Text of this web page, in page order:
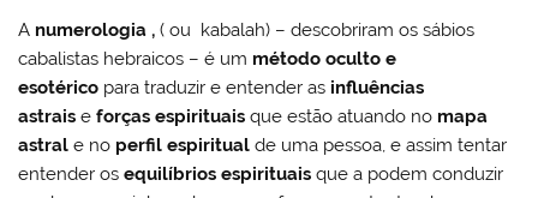
A numerologia , ( ou kabalah) – descobriram os sábios
cabalistas hebraicos – é um método oculto e
esotérico para traduzir e entender as influências
astrais eforças espirituais que estão atuando no mapa
astral e no perfil espiritual de uma pessoa, e assim tentar
entender osequilíbrios espirituais que a podem conduzir